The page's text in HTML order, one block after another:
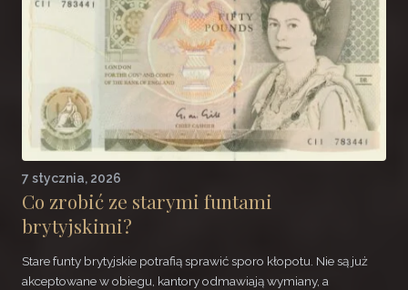
7 stycznia, 2026
Co zrobić ze starymi funtami
brytyjskimi?
Stare funty brytyjskie potrafią sprawić sporo kłopotu. Nie są już
akceptowane w obiegu, kantory odmawiają wymiany, a